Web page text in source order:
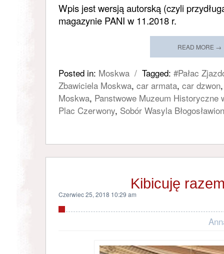
Wpis jest wersją autorską (czyli
magazynie PANI w 11.2018 r.
READ MORE →
Posted in: Moskwa / Tagged: #Pałac
Zbawiciela Moskwa, car armata, car dzwon
Moskwa, Panstwowe Muzeum Historyczne
Plac Czerwony, Sobór Wasyla
Kibicuję
Czerwiec 25, 2018 10:29 am